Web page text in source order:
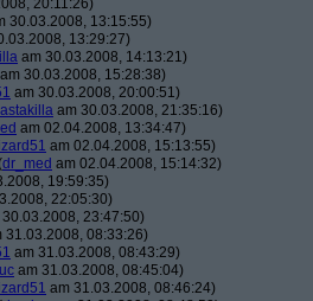
20:11:26)
30.03.2008, 13:15:55)
13:29:27)
am 30.03.2008, 14:13:21)
am 30.03.2008, 15:28:38)
am 30.03.2008, 20:00:51)
am 30.03.2008, 21:35:16)
am 02.04.2008, 13:34:47)
am 02.04.2008, 15:13:55)
dr_med am 02.04.2008, 15:14:32)
19:59:35)
22:05:30)
23:47:50)
31.03.2008, 08:33:26)
am 31.03.2008, 08:43:29)
am 31.03.2008, 08:45:04)
am 31.03.2008, 08:46:24)